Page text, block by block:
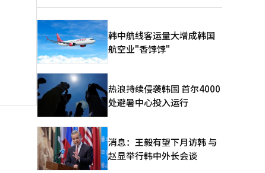
版
韩中航线客运量大增成韩国
航空业"香饽饽"
热浪持续侵袭韩国 首尔4000
处避暑中心投入运行
消息：王毅有望下月访韩 与
赵显举行韩中外长会谈